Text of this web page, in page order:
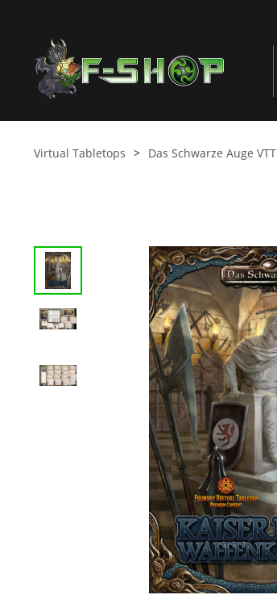
Virtual Tabletops Das Schwarze Auge VTT